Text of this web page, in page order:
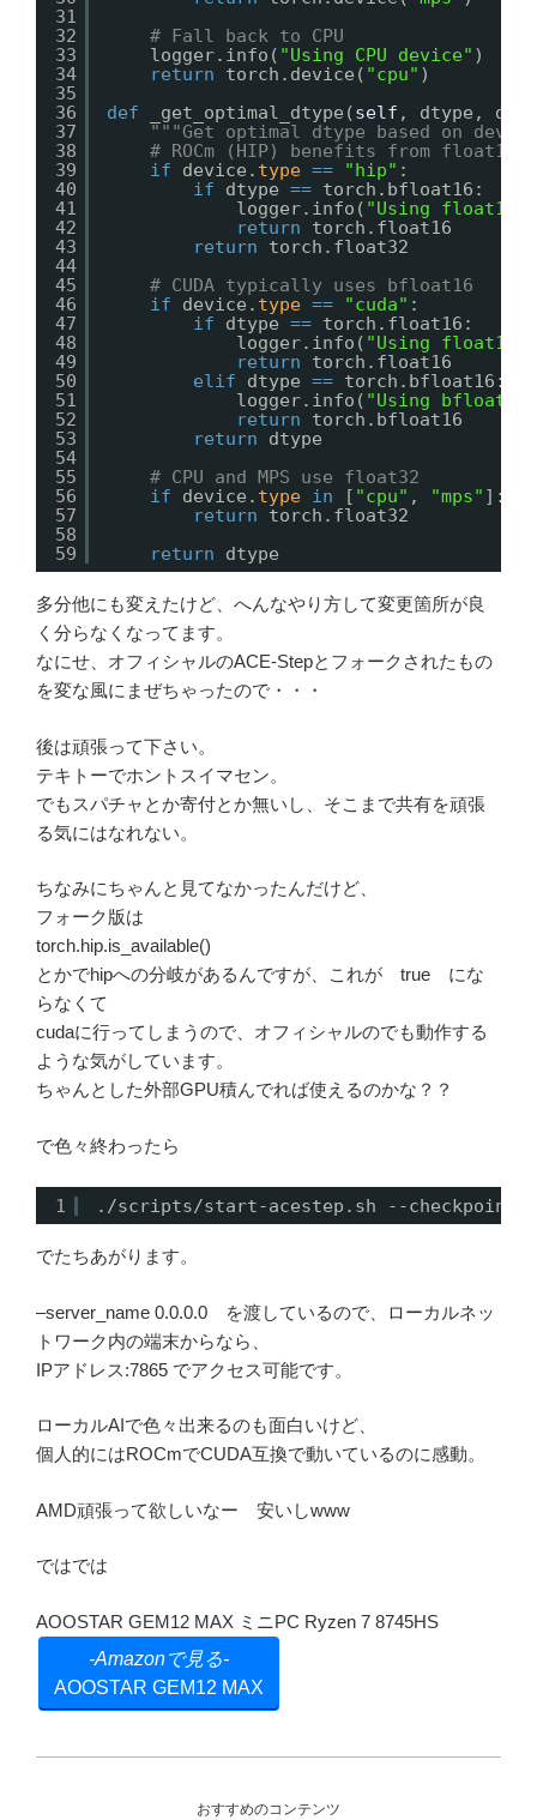
31
32
33
34
35
36
37
38
39
40
41
42
43
44
45
46
47
48
49
50
51
52
53
54
55
56
57
58
59
# Fall back to CPU
logger.info( "Using CPU device" )
return
torch.device( "cpu" )
def
_get_optimal_dtype(self , dtype,
"""Get optimal dtype based on
# ROCm (HIP) benefits from float16
if
device. type == "hip" :
if
dtype == torch.bfloat16:
logger.info( "Using float16
return
torch.float16
return
torch.float32
# CUDA typically uses bfloat16
if
device. type == "cuda" :
if
dtype == torch.float16:
logger.info( "Using float16
return
torch.float16
elif
dtype == torch.bfloat16:
logger.info( "Using bfloat16
return
torch.bfloat16
return
dtype
# CPU and MPS use float32
if
device. type in [ "cpu" , "mps" ]:
return
torch.float32
return
dtype
多分他にも変えたけど、へんなやり方して変更箇所が良
く分らなくなってます。
なにせ、オフィシャルのACE-Stepとフォークされたもの
を変な風にまぜちゃったので・・・
後は頑張って下さい。
テキトーでホントスイマセン。
でもスパチャとか寄付とか無いし、そこまで共有を頑張
る気にはなれない。
ちなみにちゃんと見てなかったんだけど、
フォーク版は
torch.hip.is_available()
とかでhipへの分岐があるんですが、これが true にな
らなくて
cudaに行ってしまうので、オフィシャルのでも動作する
ような気がしています。
ちゃんとした外部GPU積んでれば使えるのかな？？
で色々終わったら
1 . /scripts/start-acestep .sh --
でたちあがります。
–server_name 0.0.0.0 を渡しているので、ローカルネッ
トワーク内の端末からなら、
IPアドレス:7865 でアクセス可能です。
ローカルAIで色々出来るのも面白いけど、
個人的にはROCmでCUDA互換で動いているのに感動。
AMD頑張って欲しいなー 安いしwww
ではでは
AOOSTAR GEM12 MAX ミニPC Ryzen 7 8745HS
AOOSTAR GEM12 MAX
おすすめのコンテンツ